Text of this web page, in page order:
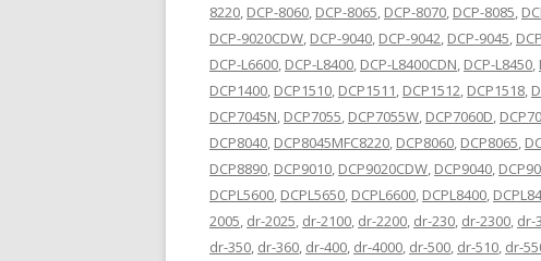
8220, DCP-8060, DCP-8065, DCP-8070, DCP-8085,
DCP-9020CDW, DCP-9040, DCP-9042, DCP-9045,
DCP-L6600, DCP-L8400, DCP-L8400CDN, DCP-L8450,
DCP1400, DCP1510, DCP1511, DCP1512, DCP1518,
DCP7045N, DCP7055, DCP7055W, DCP7060D,
DCP8040, DCP8045MFC8220, DCP8060, DCP8065,
DCP8890, DCP9010, DCP9020CDW, DCP9040,
DCPL5600, DCPL5650, DCPL6600, DCPL8400,
2005, dr-2025, dr-2100, dr-2200, dr-230, dr-2300, dr-
dr-350, dr-360, dr-400, dr-4000, dr-500, dr-510, dr-